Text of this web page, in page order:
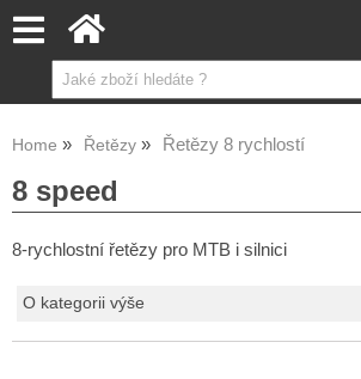
Home Řetězy Řetězy 8 rychlostí
8 speed
8-rychlostní řetězy pro MTB i silnici
O kategorii výše